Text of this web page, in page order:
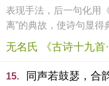
表现手法，后一句化用
离”的典故，使诗句显得
无名氏 《古诗十九首
15. 同声若鼓瑟，合